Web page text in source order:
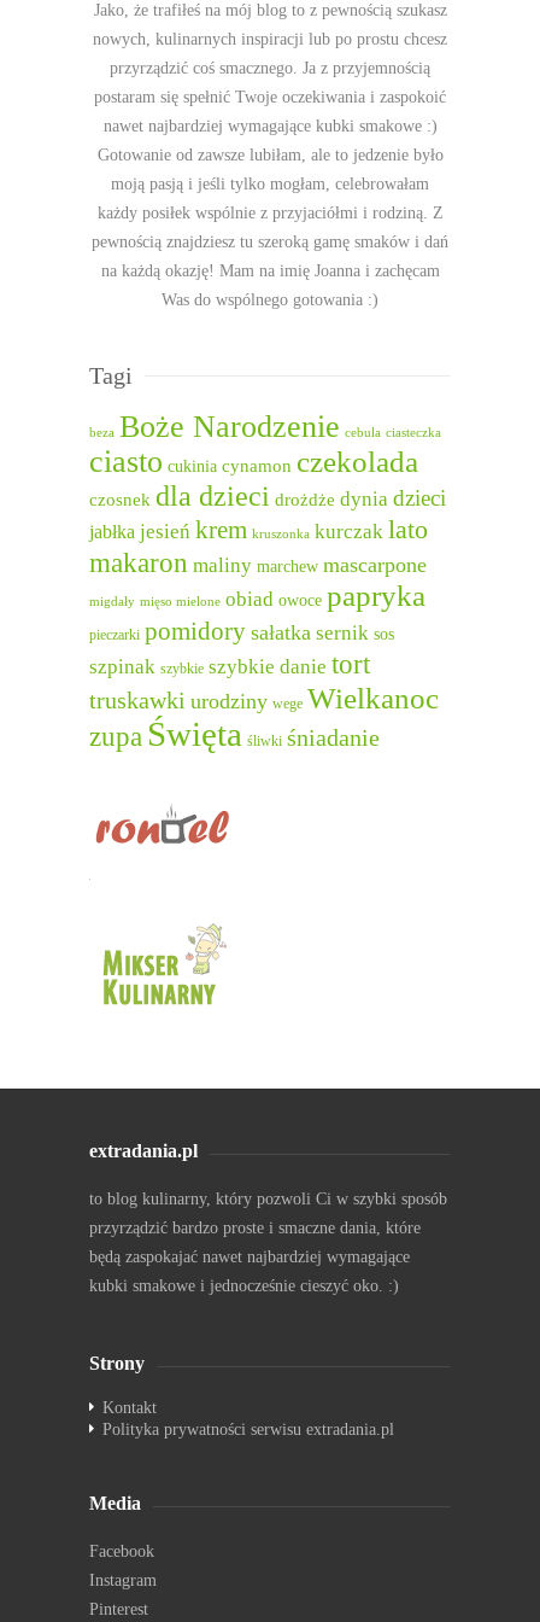
Jako, że trafiłeś na mój blog to z pewnością szukasz
nowych, kulinarnych inspiracji lub po prostu chcesz
przyrządzić coś smacznego. Ja z przyjemnością
postaram się spełnić Twoje oczekiwania i zaspokoić
nawet najbardziej wymagające kubki smakowe :)
Gotowanie od zawsze lubiłam, ale to jedzenie było
moją pasją i jeśli tylko mogłam, celebrowałam
każdy posiłek wspólnie z przyjaciółmi i rodziną. Z
pewnością znajdziesz tu szeroką gamę smaków i dań
na każdą okazję! Mam na imię Joanna i zachęcam
Was do wspólnego gotowania :)
Tagi
beza Boże Narodzenie cebula ciasteczka
ciasto cukinia cynamon czekolada
czosnek dla dzieci drożdże dynia dzieci
jabłka jesień krem kruszonka kurczak lato
makaron maliny marchew mascarpone
migdały mięso mielone obiad owoce papryka
pieczarki pomidory sałatka sernik sos
szpinak szybkie szybkie danie tort
truskawki urodziny wege Wielkanoc
zupa Święta śliwki śniadanie
extradania.pl
to blog kulinarny, który pozwoli Ci w szybki sposób
przyrządzić bardzo proste i smaczne dania, które
będą zaspokajać nawet najbardziej wymagające
kubki smakowe i jednocześnie cieszyć oko. :)
Strony
Kontakt
Polityka prywatności serwisu extradania.pl
Media
Facebook
Instagram
Pinterest